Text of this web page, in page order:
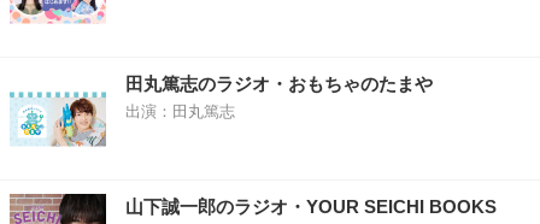
田丸篤志のラジオ・おもちゃのたまや
出演：田丸篤志
山下誠一郎のラジオ・YOUR SEICHI BOOKS